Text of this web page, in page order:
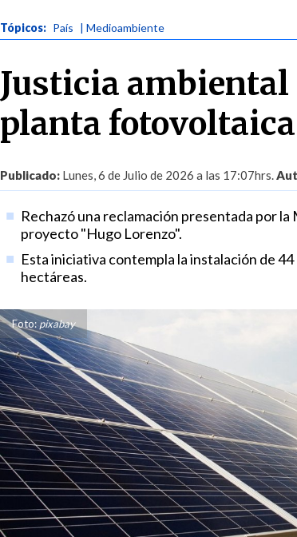
Tópicos: País | Medioambiente
Justicia ambiental
planta
Publicado: Lunes, 6 de Julio de 2026 a las 17:07hrs.
Rechazó una reclamación presentada por
proyecto "Hugo Lorenzo".
Esta iniciativa contempla la instalación de
hectáreas.
Foto: pixabay